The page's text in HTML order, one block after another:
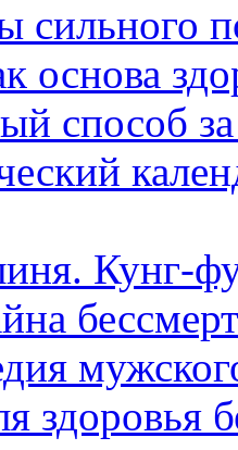
сильного
основа
способ
Кунг-
здоровья